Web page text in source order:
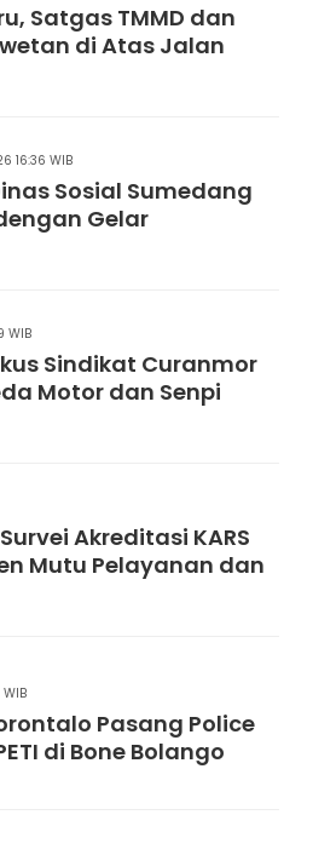
Satgas TMMD dan
di Atas Jalan
16:36 WIB
Sosial Sumedang
Gelar
WIB
Sindikat Curanmor
Motor dan Senpi
Akreditasi KARS
Mutu Pelayanan dan
Pasang Police
di Bone Bolango